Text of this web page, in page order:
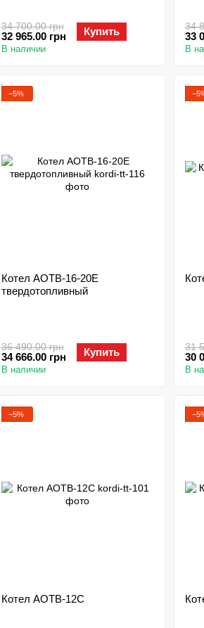
34 700.00 грн
32 965.00 грн Купить
В наличии
34
33
В
−5%
Котел АОТВ-16-20Е
твердотопливный
36 490.00 грн
34 666.00 грн Купить
В наличии
31
30
В
−5%
Котел АОТВ-12С